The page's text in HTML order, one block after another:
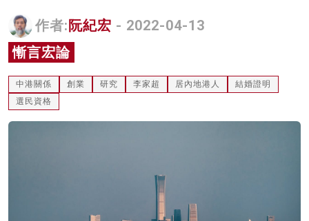
名家榜
灼見活動
作者: 阮紀宏 - 2022-04-13
慚言宏論
中港關係 創業 研究 李家超 居內地港人
結婚證明
選民資格